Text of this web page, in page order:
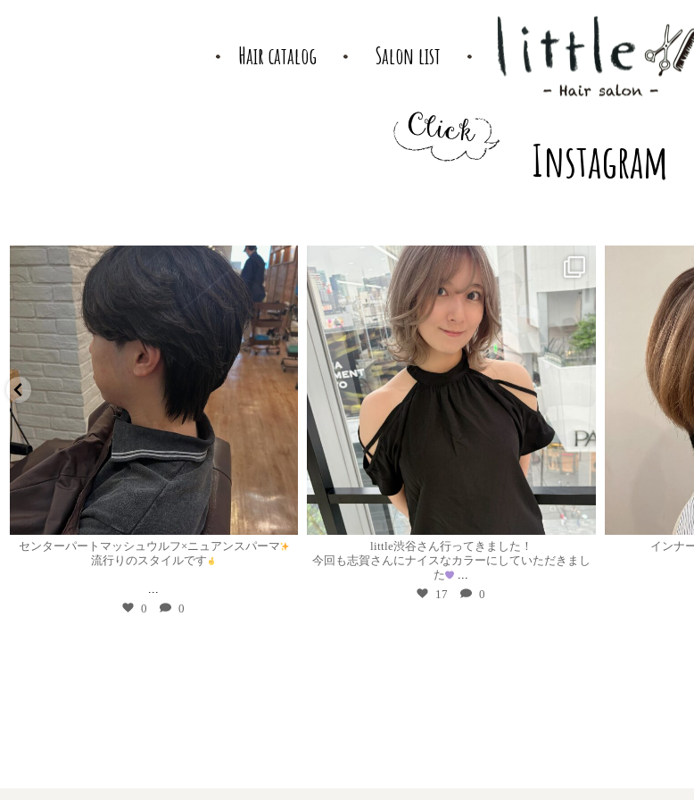
Hair catalog Salon list
Instagram
7月 30
センターパートマッシュウルフ×ニュアンスパーマ
流行りのスタイルです
0
0
little渋谷さん行ってきました！
今回も志賀さんにナイスなカラーにしていただきまし
た
17
0
インナ